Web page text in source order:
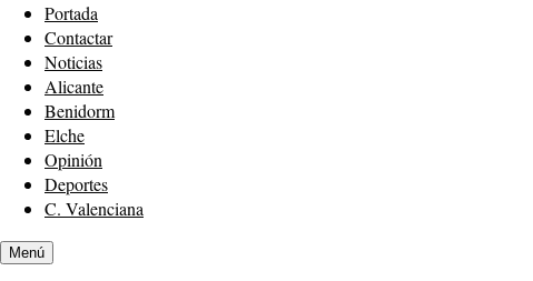
Portada
Contactar
Noticias
Alicante
Benidorm
Elche
Opinión
Deportes
C. Valenciana
Menú